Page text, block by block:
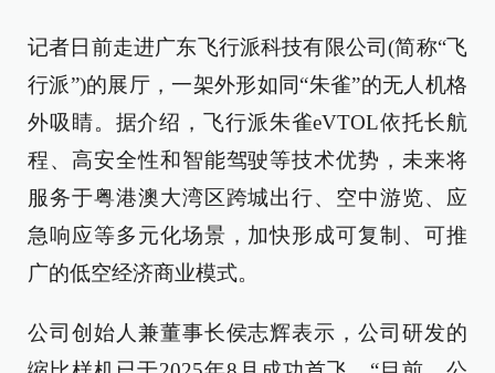
记者日前走进广东飞行派科技有限公司(简称“飞
行派”)的展厅，一架外形如同“朱雀”的无人机格
外吸睛。据介绍，飞行派朱雀eVTOL依托长航
程、高安全性和智能驾驶等技术优势，未来将
服务于粤港澳大湾区跨城出行、空中游览、应
急响应等多元化场景，加快形成可复制、可推
广的低空经济商业模式。
公司创始人兼董事长侯志辉表示，公司研发的